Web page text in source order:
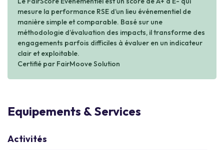
mesure la performance RSE d’un lieu événementiel de
manière simple et comparable. Basé sur une
méthodologie d’évaluation des impacts, il transforme des
engagements parfois difficiles à évaluer en un indicateur
clair et exploitable.
Certifié par FairMoove Solution
Equipements & Services
Activités